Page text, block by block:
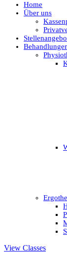
Home
Über uns
View Classes